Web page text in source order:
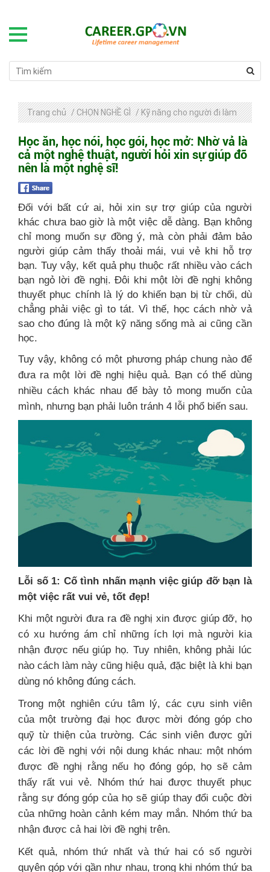
Trang chủ / CHỌN NGHỀ GÌ / Kỹ năng cho người đi làm
Học ăn, học nói, học gói, học mở: Nhờ vả là
cả một nghệ thuật, người hỏi xin sự giúp đỡ
nên là một nghệ sĩ!
Đối với bất cứ ai, hỏi xin sự trợ giúp của người
khác chưa bao giờ là một việc dễ dàng. Bạn không
chỉ mong muốn sự đồng ý, mà còn phải đảm bảo
người giúp cảm thấy thoải mái, vui vẻ khi hỗ trợ
bạn. Tuy vậy, kết quả phụ thuộc rất nhiều vào cách
bạn ngỏ lời đề nghị. Đôi khi một lời đề nghị không
thuyết phục chính là lý do khiến bạn bị từ chối, dù
chẳng phải việc gì to tát. Vì thế, học cách nhờ vả
sao cho đúng là một kỹ năng sống mà ai cũng cần
học.
Tuy vậy, không có một phương pháp chung nào để
đưa ra một lời đề nghị hiệu quả. Bạn có thể dùng
nhiều cách khác nhau để bày tỏ mong muốn của
mình, nhưng bạn phải luôn tránh 4 lỗi phổ biến sau.
Lỗi số 1: Cố tình nhấn mạnh việc giúp đỡ bạn là
một việc rất vui vẻ, tốt đẹp!
Khi một người đưa ra đề nghị xin được giúp đỡ, họ
có xu hướng ám chỉ những ích lợi mà người kia
nhận được nếu giúp họ. Tuy nhiên, không phải lúc
nào cách làm này cũng hiệu quả, đặc biệt là khi bạn
dùng nó không đúng cách.
Trong một nghiên cứu tâm lý, các cựu sinh viên
của một trường đại học được mời đóng góp cho
quỹ từ thiện của trường. Các sinh viên được gửi
các lời đề nghị với nội dung khác nhau: một nhóm
được đề nghị rằng nếu họ đóng góp, họ sẽ cảm
thấy rất vui vẻ. Nhóm thứ hai được thuyết phục
rằng sự đóng góp của họ sẽ giúp thay đổi cuộc đời
của những hoàn cảnh kém may mắn. Nhóm thứ ba
nhận được cả hai lời đề nghị trên.
Kết quả, nhóm thứ nhất và thứ hai có số người
quyên góp với gần như nhau, trong khi nhóm thứ ba